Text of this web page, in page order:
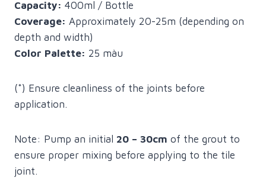
Capacity: 400ml / Bottle
Coverage: Approximately 20-25m (depending on
depth and width)
Color Palette: 25 màu
(*) Ensure cleanliness of the joints before
application.
Note: Pump an initial 20 – 30cm of the grout to
ensure proper mixing before applying to the tile
joint.